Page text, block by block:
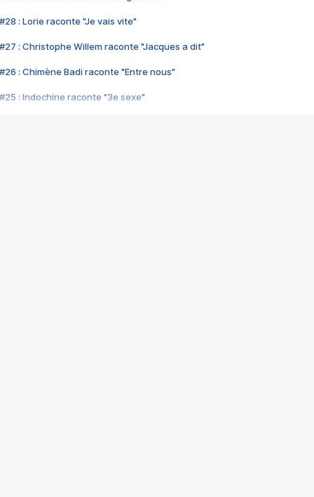
#28 : Lorie raconte "Je vais vite"
#27 : Christophe Willem raconte "Jacques a dit"
#26 : Chimène Badi raconte "Entre nous"
#25 : Indochine raconte "3e sexe"